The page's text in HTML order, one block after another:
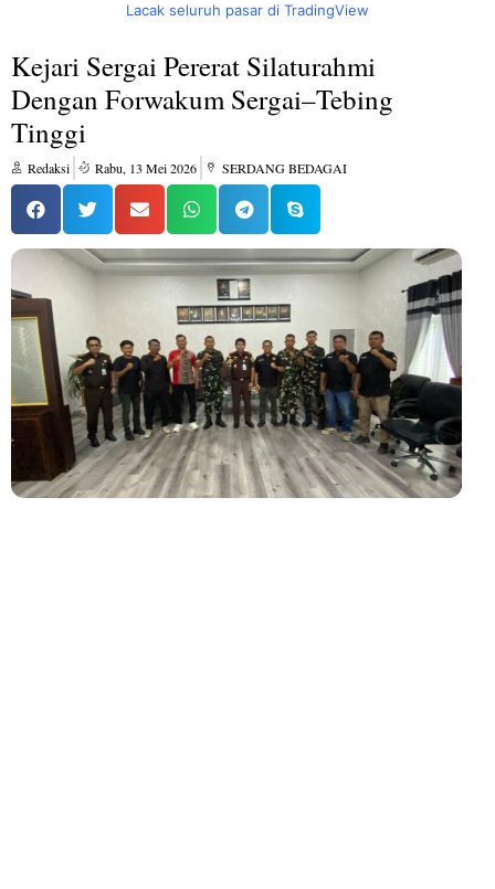
Lacak seluruh pasar di TradingView
Kejari Sergai Pererat Silaturahmi
Dengan Forwakum Sergai–Tebing
Tinggi
Redaksi Rabu, 13 Mei 2026 SERDANG BEDAGAI